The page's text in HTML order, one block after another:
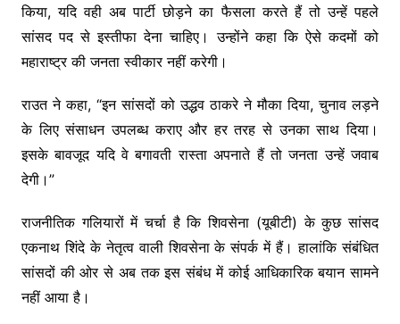
किया, यदि वही अब पार्टी छोड़ने का फैसला करते हैं तो उन्हें पहले
सांसद पद से इस्तीफा देना चाहिए। उन्होंने कहा कि ऐसे कदमों को
महाराष्ट्र की जनता स्वीकार नहीं करेगी।
राउत ने कहा, “इन सांसदों को उद्धव ठाकरे ने मौका दिया, चुनाव लड़ने
के लिए संसाधन उपलब्ध कराए और हर तरह से उनका साथ दिया।
इसके बावजूद यदि वे बगावती रास्ता अपनाते हैं तो जनता उन्हें जवाब
देगी।”
राजनीतिक गलियारों में चर्चा है कि शिवसेना (यूबीटी) के कुछ सांसद
एकनाथ शिंदे के नेतृत्व वाली शिवसेना के संपर्क में हैं। हालांकि संबंधित
सांसदों की ओर से अब तक इस संबंध में कोई आधिकारिक बयान सामने
नहीं आया है।